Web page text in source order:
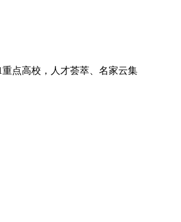
重点高校，人才荟萃、名家云集